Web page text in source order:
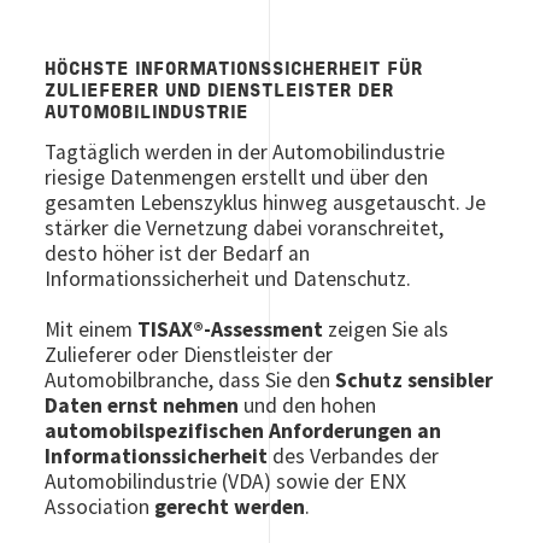
HÖCHSTE INFORMATIONSSICHERHEIT FÜR
ZULIEFERER UND DIENSTLEISTER DER
AUTOMOBILINDUSTRIE
Tagtäglich werden in der Automobilindustrie
riesige Datenmengen erstellt und über den
gesamten Lebens­zyklus hinweg ausgetauscht. Je
stärker die Vernetzung dabei voranschreitet,
desto höher ist der Bedarf an
Informationssicherheit und Datenschutz.
Mit einem TISAX®-Assessment zeigen Sie als
Zulieferer oder Dienstleister der
Automobilbranche, dass Sie denSchutz sensibler
Daten ernst nehmen und den hohen
automobilspezifischen Anforderungen an
Infor­mations­sicherheit des Verbandes der
Automobilindustrie (VDA) sowie der ENX
Association gerecht werden.